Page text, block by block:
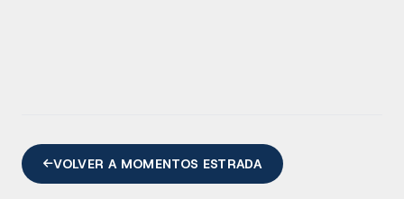
VOLVER A MOMENTOS ESTRADA